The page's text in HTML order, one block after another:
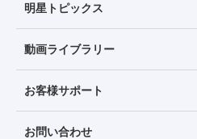
明星トピックス
動画ライブラリー
お客様サポート
お問い合わせ